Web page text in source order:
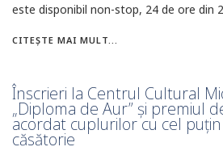
este disponibil non-stop, 24 de ore din
CITEȘTE MAI MULT...
Înscrieri la Centrul Cultural
„Diploma de Aur” și premiul
acordat cuplurilor cu cel
căsătorie